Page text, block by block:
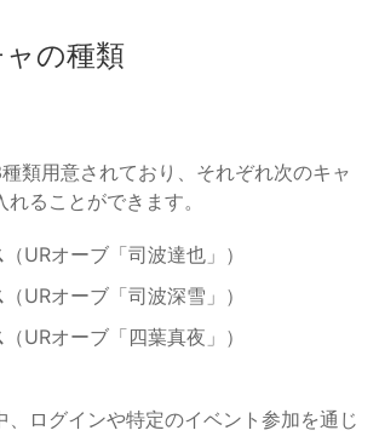
の種類
類用意されており、それぞれ次のキャ
ることができます。
（URオーブ「司波達也」）
（URオーブ「司波深雪」）
（URオーブ「四葉真夜」）
、ログインや特定のイベント参加を通じ